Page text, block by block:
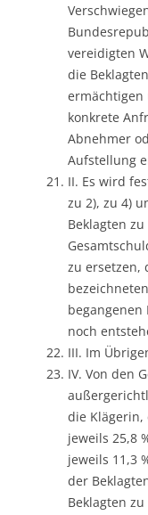
vereidigten
die
konkrete
Abnehmer
Aufstellung
II. Es wird
zu 2), zu 4)
Beklagten
zu ersetzen,
noch
III. Im
IV. Von den
die Klägerin,
jeweils 25,8
jeweils 11,3
der
Beklagten